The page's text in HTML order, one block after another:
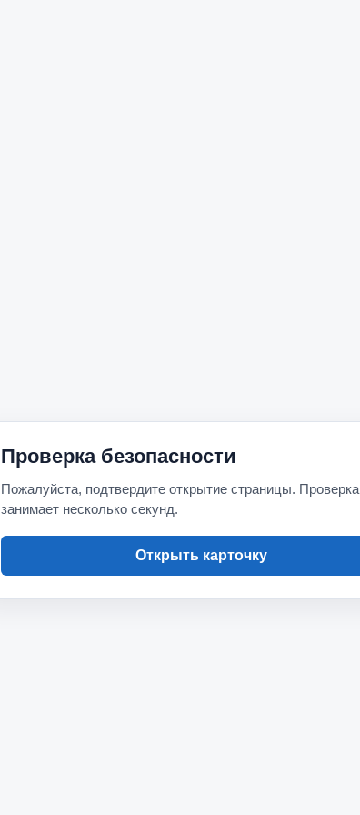
Проверка безопасности
Пожалуйста, подтвердите открытие страницы. Проверка
занимает несколько секунд.
Открыть карточку